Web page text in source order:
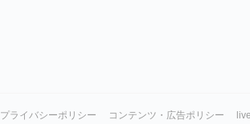
プライバシーポリシー コンテンツ・広告ポリシー